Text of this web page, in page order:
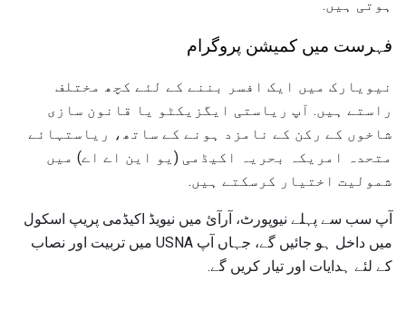
ہوتی ہیں.
فہرست میں کمیشن پروگرام
نیویارک میں ایک افسر بننے کے لئے کچھ مختلف
راستے ہیں. آپ ریاستی ایگزیکٹو یا قانون سازی
شاخوں کے رکن کے نامزد ہونے کے ساتھ، ریاستہائے
متحدہ امریکہ بحریہ اکیڈمی (یو این اے اے) میں
شمولیت اختیار کرسکتے ہیں.
آپ سب سے پہلے نیوپورٹ، آرآئ میں نیویڈ اکیڈمی پریپ اسکول
میں داخل ہو جائیں گے، جہاں آپ USNA میں تربیت اور نصاب
کے لئے ہدایات اور تیار کریں گے.